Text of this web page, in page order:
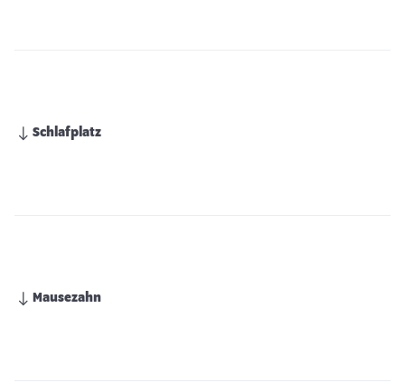
Schlafplatz
Mausezahn